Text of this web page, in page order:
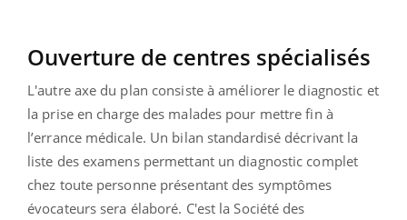
Ouverture de centres spécialisés
L'autre axe du plan consiste à améliorer le diagnostic et
la prise en charge des malades pour mettre fin à
l’errance médicale. Un bilan standardisé décrivant la
liste des examens permettant un diagnostic complet
chez toute personne présentant des symptômes
évocateurs sera élaboré. C'est la Société des